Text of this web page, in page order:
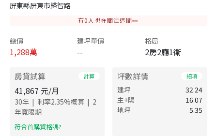
屏東縣屏東市歸智路
有0 人也在關注這間👀
總價
1,288萬
建坪單價
--
格局
2房2廳1衛
房貸試算 計算
41,867 元/月
30年 | 利率2.35%概算 | 2
年寬限期
​符合首購資格嗎?
坪數詳情 細項
建坪
32.24
主+陽
16.07
地坪
5.35